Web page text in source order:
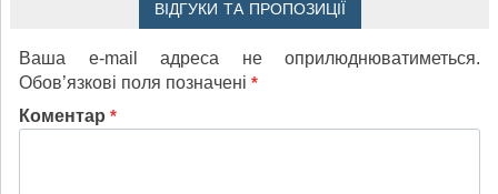
ВІДГУКИ ТА ПРОПОЗИЦІЇ
Ваша e-mail адреса не оприлюднюватиметься.
Обов’язкові поля позначені *
Коментар *